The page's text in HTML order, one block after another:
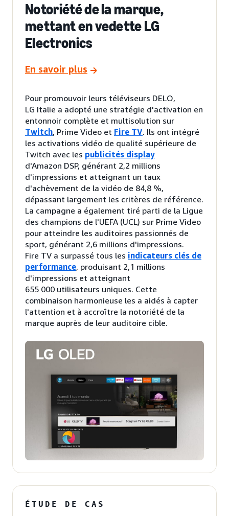
Notoriété de la marque,
mettant en vedette LG
Electronics
En savoir plus
Pour promouvoir leurs téléviseurs DELO,
LG Italie a adopté une stratégie d'activation en
entonnoir complète et multisolution sur
Twitch, Prime Video et Fire TV. Ils ont intégré
les activations vidéo de qualité supérieure de
Twitch avec les publicités display
d'Amazon DSP, générant 2,2 millions
d'impressions et atteignant un taux
d'achèvement de la vidéo de 84,8 %,
dépassant largement les critères de référence.
La campagne a également tiré parti de la Ligue
des champions de l'UEFA (UCL) sur Prime Video
pour atteindre les auditoires passionnés de
sport, générant 2,6 millions d'impressions.
Fire TV a surpassé tous les indicateurs clés de
performance, produisant 2,1 millions
d'impressions et atteignant
655 000 utilisateurs uniques. Cette
combinaison harmonieuse les a aidés à capter
l'attention et à accroître la notoriété de la
marque auprès de leur auditoire cible.
ÉTUDE DE CAS